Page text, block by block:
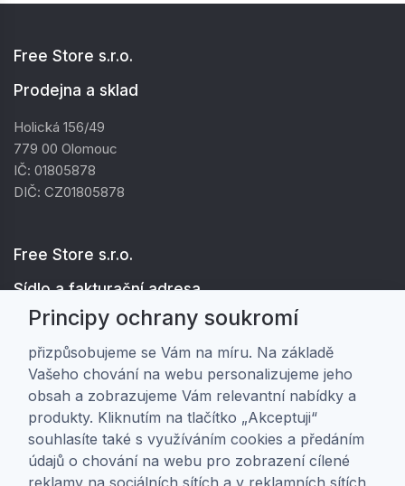
Free Store s.r.o.
Prodejna a sklad
Holická 156/49
779 00 Olomouc
IČ: 01805878
DIČ: CZ01805878
Free Store s.r.o.
Sídlo a fakturační adresa
Hřbitovní 524/1
682 01 Vyškov
IČ: 01805878
DIČ: CZ01805878
Zákaznická péče
Principy ochrany soukromí
přizpůsobujeme se Vám na míru. Na základě
Vašeho chování na webu personalizujeme jeho
obsah a zobrazujeme Vám relevantní nabídky a
produkty. Kliknutím na tlačítko „Akceptuji“
souhlasíte také s využíváním cookies a předáním
údajů o chování na webu pro zobrazení cílené
reklamy na sociálních sítích a v reklamních sítích